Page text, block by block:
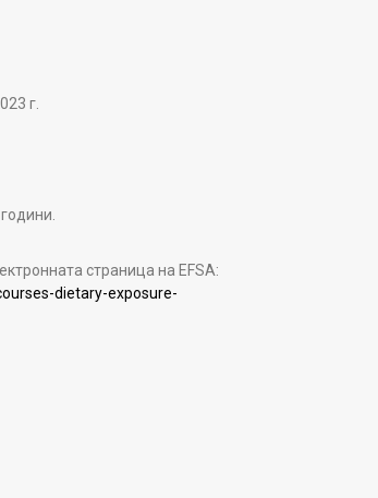
г.
страница на EFSA:
dietary-exposure-